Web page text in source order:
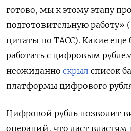
готово, мы к этому этапу
подготовительную работу»
цитаты по ТАСС). Какие еще
работать с цифровым
неожиданно скрыл список
платформы цифрового
Цифровой рубль позволит
операций, что даст